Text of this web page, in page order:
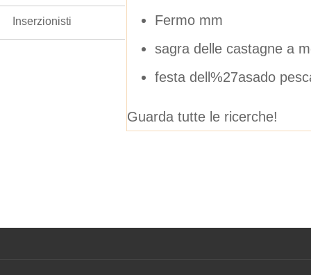
Fermo mm
sagra delle castagne a
festa dell%27asado
Guarda tutte le ricerche!
Inserzionisti